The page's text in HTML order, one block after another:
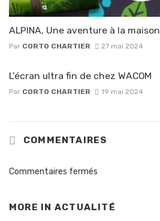
ALPINA, Une aventure à la maison
Par CORTO CHARTIER 27 mai 2024
L’écran ultra fin de chez WACOM
Par CORTO CHARTIER 19 mai 2024
COMMENTAIRES
Commentaires fermés
MORE IN ACTUALITÉ